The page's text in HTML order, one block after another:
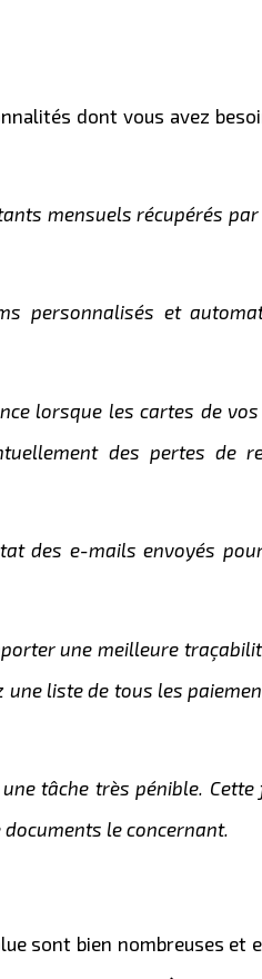
dont vous avez
mensuels récupérés
personnalisés et
lorsque les cartes de
des pertes de
des e-mails envoyés
une meilleure
liste de tous les
tâche très pénible.
le concernant.
sont bien nombreuses et